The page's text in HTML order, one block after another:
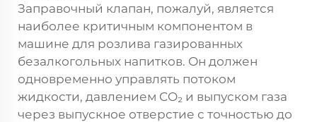
Заправочный клапан, пожалуй, является
наиболее критичным компонентом в
машине для розлива газированных
безалкогольных напитков. Он должен
одновременно управлять потоком
жидкости, давлением CO₂ и выпуском газа
через выпускное отверстие с точностью до